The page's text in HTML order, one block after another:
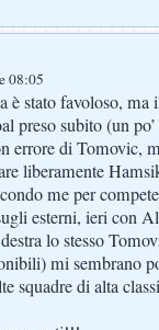
08:05
stato favoloso, ma
preso subito (un
errore di Tomovic,
liberamente
me per
esterni, ieri con
lo stesso
mi sembrano
squadre di alta